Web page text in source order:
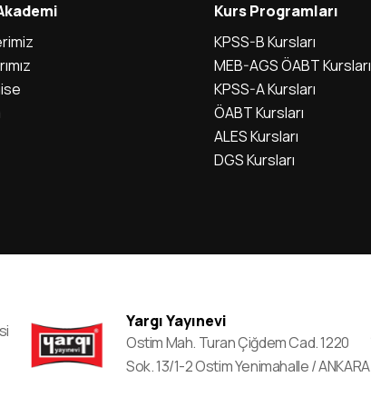
Kurs Programları
KPSS-B Kursları
MEB-AGS ÖABT Kursları
KPSS-A Kursları
ÖABT Kursları
ALES Kursları
DGS Kursları
Yargı Yayınevi
Ostim Mah. Turan Çiğdem Cad. 1220
Sok. 13/1-2 Ostim Yenimahalle / ANKARA